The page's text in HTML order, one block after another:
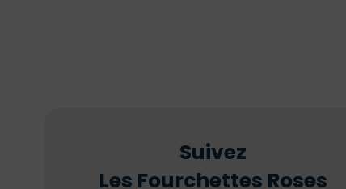
Suivez
Les Fourchettes Roses